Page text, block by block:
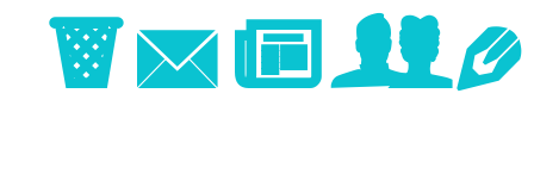
Image